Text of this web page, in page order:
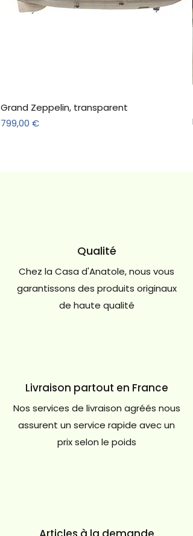
Grand Zeppelin, transparent
Prix
799,00 €
Qualité
Chez la Casa d'Anatole, nous vous
garantissons des produits originaux
de haute qualité
Livraison partout en France
Nos services de livraison agréés nous
assurent un service rapide avec un
prix selon le poids